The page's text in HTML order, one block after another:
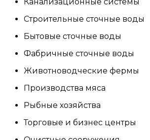
Строительные сточные воды
Бытовые сточные воды
Фабричные сточные воды
Животноводческие фермы
Производства мяса
Рыбные хозяйства
Торговые и бизнес центры